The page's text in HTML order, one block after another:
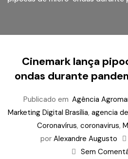
Cinemark lança
ondas durante
Publicado em Agência
Marketing Digital Brasília, agencia
Coronavírus, coronavirus,
por Alexandre Augusto
Sem